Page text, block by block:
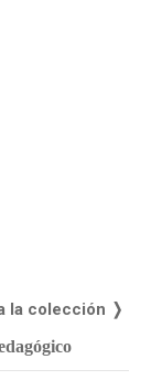
la colección ❭